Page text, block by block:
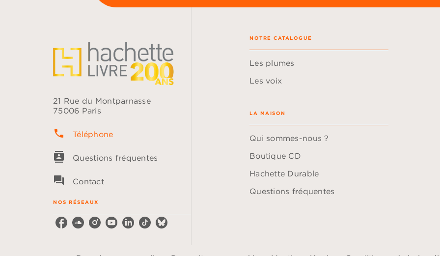
21 Rue du Montparnasse
75006 Paris
phone Téléphone
contacts Questions fréquentes
question_answer Contact
NOS RÉSEAUX
NOTRE CATALOGUE
Les plumes
Les voix
LA MAISON
Qui sommes-nous ?
Boutique CD
Hachette Durable
Questions fréquentes